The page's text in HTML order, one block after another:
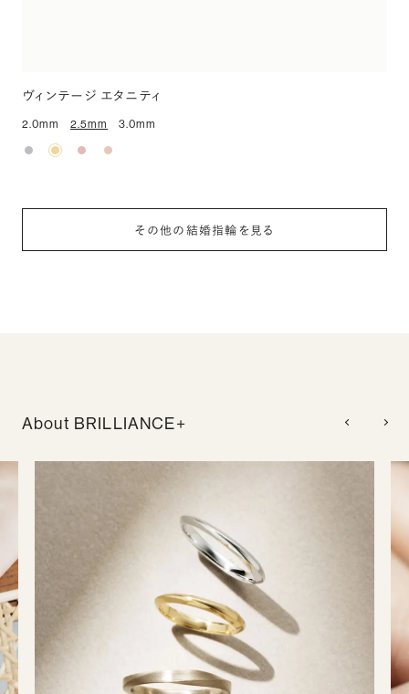
ヴィンテージ エタニティ
2.0mm 2.5mm 3.0mm
その他の結婚指輪を見る
About BRILLIANCE+